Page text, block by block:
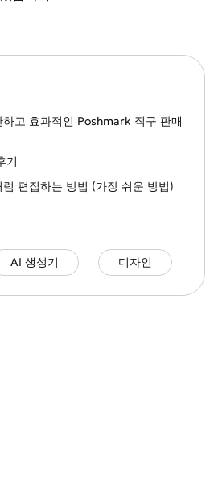
고 효과적인 Poshmark 직구 판매
기
편집하는 방법 (가장 쉬운 방법)
AI 생성기 디자인